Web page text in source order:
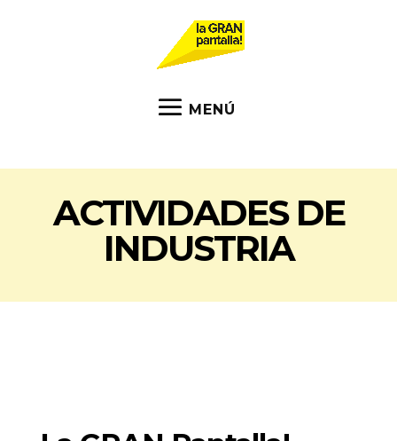
ACTIVIDADES DE
INDUSTRIA